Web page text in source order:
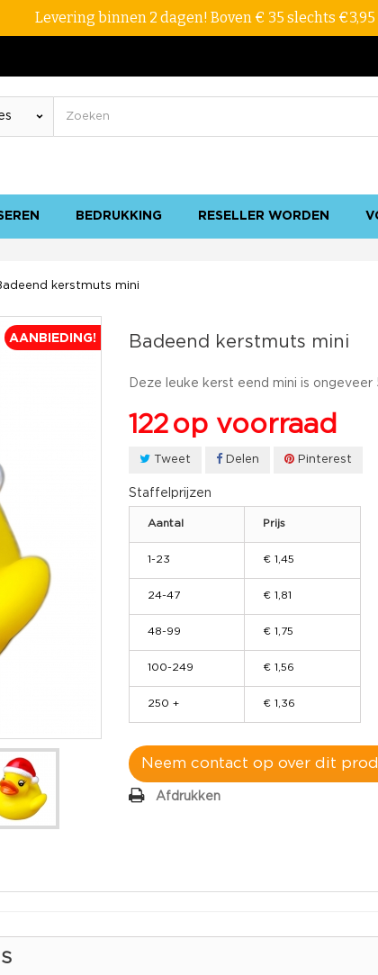
Levering binnen 2 dagen! Boven € 35 slechts €3,95
BEDRUKKING RESELLER WORDEN
kerstmuts mini
AANBIEDING! Badeend kerstmuts mini
Deze leuke kerst eend mini is ongeveer
122 op voorraad
Tweet Delen Pinterest
Staffelprijzen
Aantal Prijs
1-23 € 1,45
24-47 € 1,81
48-99 € 1,75
100-249 € 1,56
250 + € 1,36
Neem contact op over dit
Afdrukken